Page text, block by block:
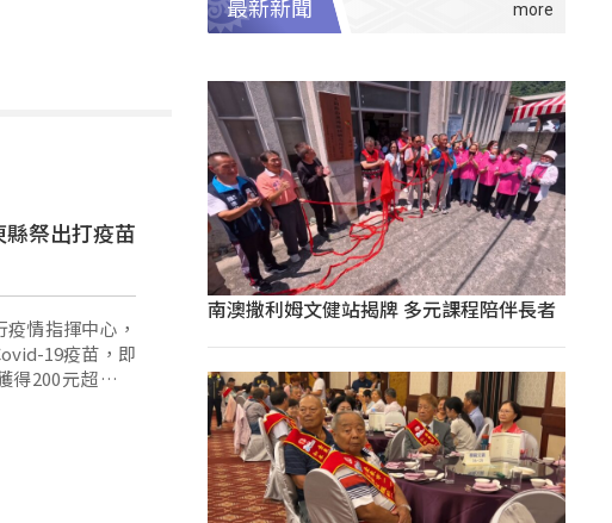
縣祭出打疫苗
情指揮中心，
19疫苗，即
200元超商禮
最新新聞
南澳撒利姆文健站揭牌 多元課程陪伴長者